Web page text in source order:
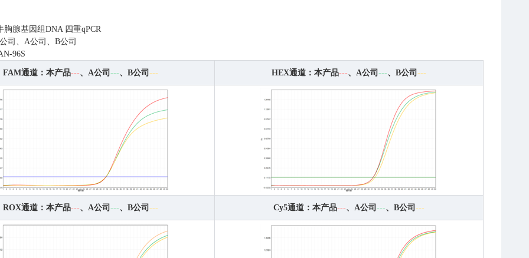
胸腺基因组DNA 四重qPCR
司、A公司、B公司
96S
FAM通道：本产品---、A公司 ---、B公司 --- HEX通道：本产品---、A公司 ---、B公司 ---
ROX通道：本产品---、A公司 ---、B公司 --- Cy5通道：本产品---、A公司 ---、B公司 ---